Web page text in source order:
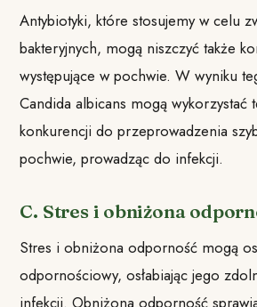
Antybiotyki, które stosujemy w celu
bakteryjnych, mogą niszczyć także
występujące w pochwie. W wyniku
Candida albicans mogą wykorzystać
konkurencji do przeprowadzenia
pochwie, prowadząc do infekcji.
C. Stres i obniżona
Stres i obniżona odporność mogą
odpornościowy, osłabiając jego